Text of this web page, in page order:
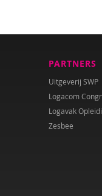
PARTNERS
Uitgeverij SWP
Logacom
Logavak
Zesbee